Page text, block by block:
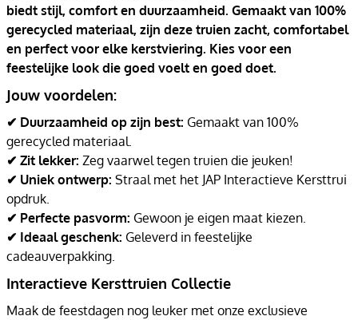
biedt stijl, comfort en duurzaamheid. Gemaakt van 100%
gerecycled materiaal, zijn deze truien zacht, comfortabel
en perfect voor elke kerstviering. Kies voor een
feestelijke look die goed voelt en goed doet.
Jouw voordelen:
✔ Duurzaamheid op zijn best: Gemaakt van 100%
gerecycled materiaal.
✔ Zit lekker: Zeg vaarwel tegen truien die jeuken!
✔ Uniek ontwerp: Straal met het JAP Interactieve Kersttrui
opdruk.
✔ Perfecte pasvorm: Gewoon je eigen maat kiezen.
✔ Ideaal geschenk: Geleverd in feestelijke
cadeauverpakking.
Interactieve Kersttruien Collectie
Maak de feestdagen nog leuker met onze exclusieve